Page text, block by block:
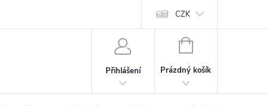
CZK
Přihlášení
NÁKUPNÍ
Prázdný košík